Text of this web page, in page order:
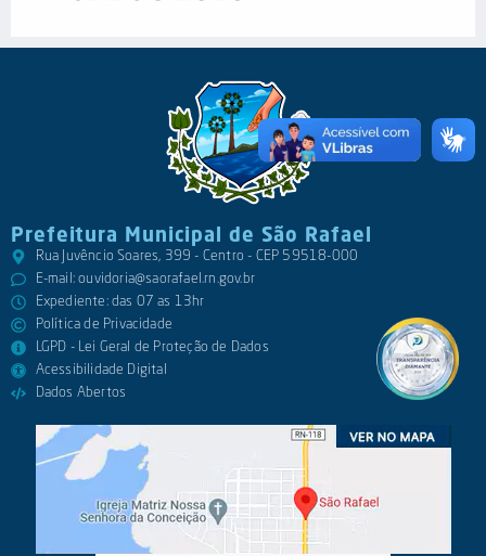
Prefeitura Municipal de São Rafael
Rua Juvêncio Soares, 399 - Centro - CEP 59518-000
E-mail:ouvidoria@saorafael.rn.gov.br
Expediente: das 07 as 13hr
Política de Privacidade
LGPD - Lei Geral de Proteção de Dados
Acessibilidade Digital
Dados Abertos